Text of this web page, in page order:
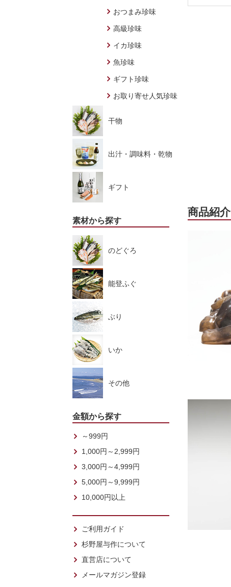
おつまみ珍味
高級珍味
イカ珍味
魚珍味
ギフト珍味
お取り寄せ人気珍味
干物
出汁・調味料・乾物
ギフト
素材から探す
のどぐろ
能登ふぐ
ぶり
いか
その他
金額から探す
～999円
1,000円～2,999円
3,000円～4,999円
5,000円～9,999円
10,000円以上
ご利用ガイド
杉野屋与作について
直営店について
メールマガジン登録
商品紹介